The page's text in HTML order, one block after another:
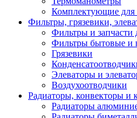
Комплектующие
Фильтры, грязевики,
Фильтры и запчасти
Фильтры бытовые и
Грязевики
Элеваторы и
Воздухоотводчики
Радиаторы, конвекторы и
Радиаторы